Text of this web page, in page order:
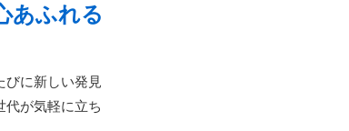
あふれる
びに新しい発見
代が気軽に立ち